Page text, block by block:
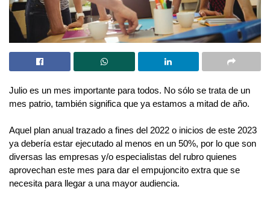
Julio es un mes importante para todos. No sólo se trata de un
mes patrio, también significa que ya estamos a mitad de año.
Aquel plan anual trazado a fines del 2022 o inicios de este 2023
ya debería estar ejecutado al menos en un 50%, por lo que son
diversas las empresas y/o especialistas del rubro quienes
aprovechan este mes para dar el empujoncito extra que se
necesita para llegar a una mayor audiencia.